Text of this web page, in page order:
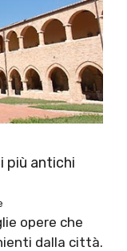
più antichi
opere che
dalla città.